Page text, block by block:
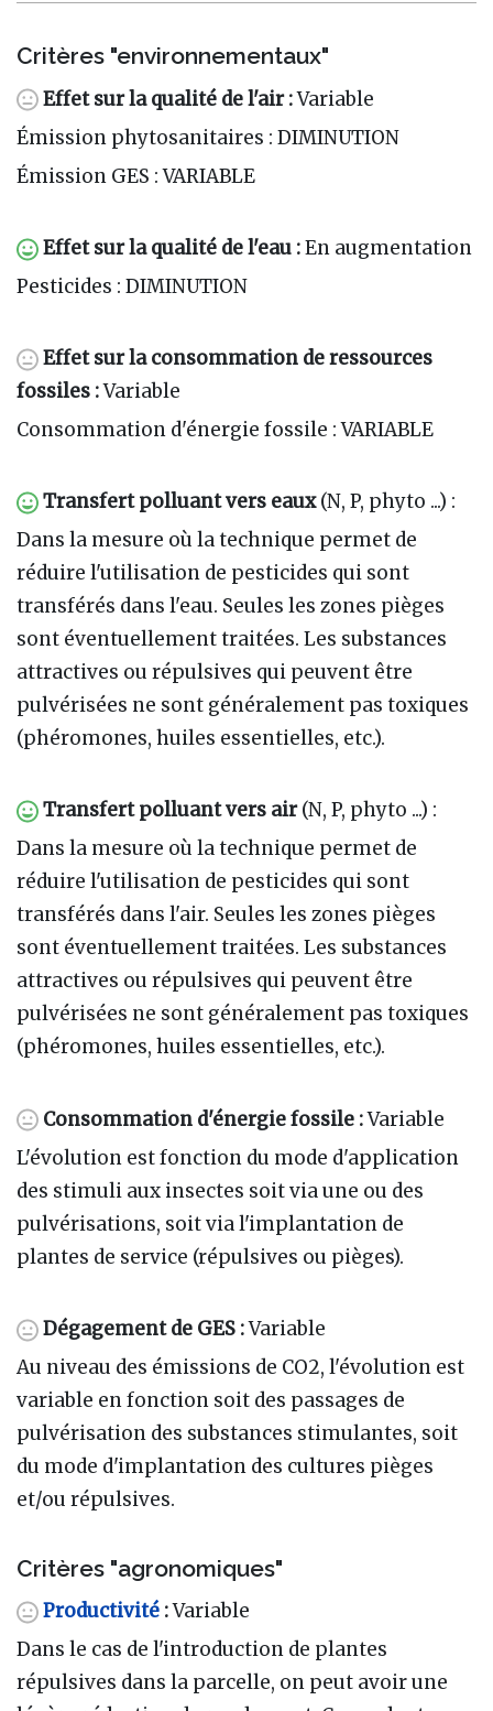
Critères "environnementaux"
Effet sur la qualité de l'air :Variable
Émission phytosanitaires : DIMINUTION
Émission GES : VARIABLE
Effet sur la qualité de l'eau :En augmentation
Pesticides : DIMINUTION
Effet sur la consommation de ressources
fossiles :Variable
Consommation d'énergie fossile : VARIABLE
Transfert polluant vers eaux(N, P, phyto ...) :
Dans la mesure où la technique permet de
réduire l'utilisation de pesticides qui sont
transférés dans l'eau. Seules les zones pièges
sont éventuellement traitées. Les substances
attractives ou répulsives qui peuvent être
pulvérisées ne sont généralement pas toxiques
(phéromones, huiles essentielles, etc.).
Transfert polluant vers air(N, P, phyto ...) :
Dans la mesure où la technique permet de
réduire l'utilisation de pesticides qui sont
transférés dans l'air. Seules les zones pièges
sont éventuellement traitées. Les substances
attractives ou répulsives qui peuvent être
pulvérisées ne sont généralement pas toxiques
(phéromones, huiles essentielles, etc.).
Consommation d'énergie fossile :Variable
L'évolution est fonction du mode d'application
des stimuli aux insectes soit via une ou des
pulvérisations, soit via l'implantation de
plantes de service (répulsives ou pièges).
Dégagement de GES :Variable
Au niveau des émissions de CO2, l'évolution est
variable en fonction soit des passages de
pulvérisation des substances stimulantes, soit
du mode d'implantation des cultures pièges
et/ou répulsives.
Critères "agronomiques"
Productivité :Variable
Dans le cas de l'introduction de plantes
répulsives dans la parcelle, on peut avoir une